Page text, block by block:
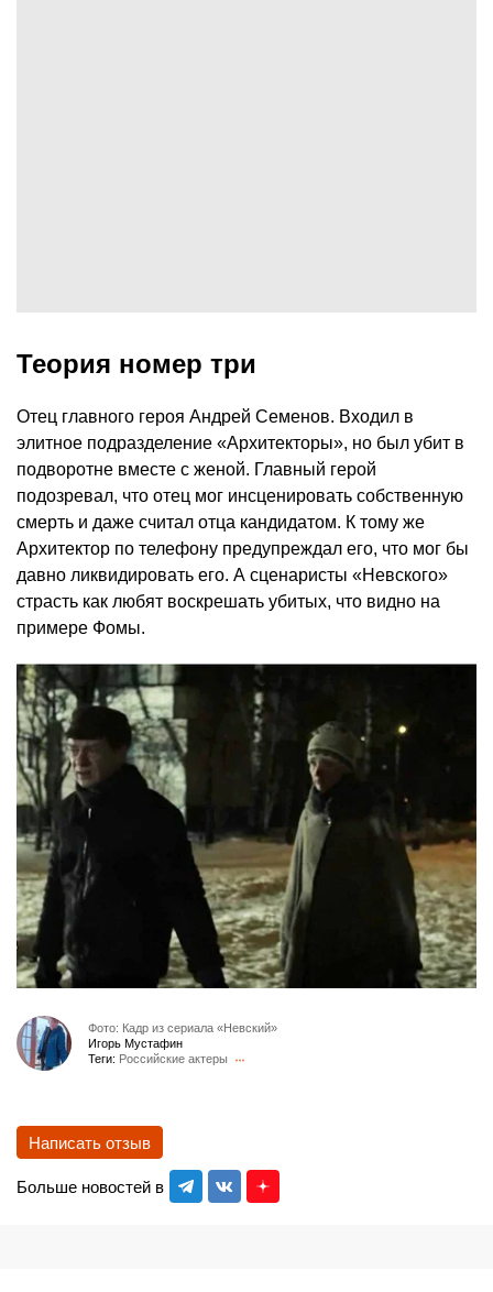
Теория номер три
Отец главного героя Андрей Семенов. Входил в
элитное подразделение «Архитекторы», но был убит в
подворотне вместе с женой. Главный герой
подозревал, что отец мог инсценировать собственную
смерть и даже считал отца кандидатом. К тому же
Архитектор по телефону предупреждал его, что мог бы
давно ликвидировать его. А сценаристы «Невского»
страсть как любят воскрешать убитых, что видно на
примере Фомы.
Фото: Кадр из сериала «Невский»
Игорь Мустафин
Теги: Российские актеры
Больше новостей в
Написать отзыв